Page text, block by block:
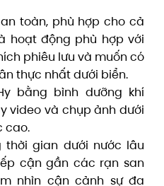
toàn, phù hợp cho cả
hoạt động phù hợp với
phiêu lưu và muốn có
thực nhất dưới biển.
bằng bình dưỡng khí
video và chụp ảnh dưới
cao.
thời gian dưới nước lâu
cận gần các rạn san
nhìn cận cảnh sự đa